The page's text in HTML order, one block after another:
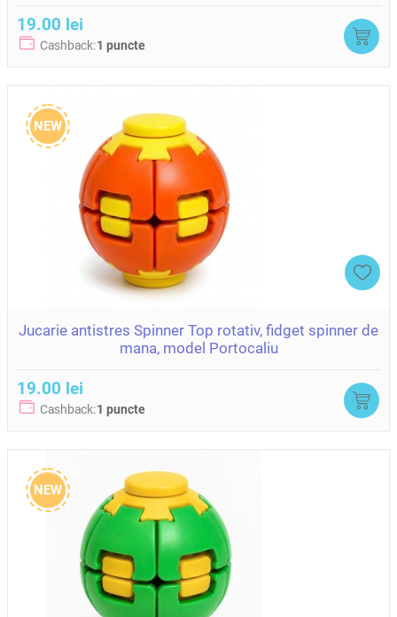
19.00 lei
Cashback:1 puncte
NEW
Jucarie antistres Spinner Top rotativ, fidget spinner de
mana, model Portocaliu
19.00 lei
Cashback:1 puncte
NEW